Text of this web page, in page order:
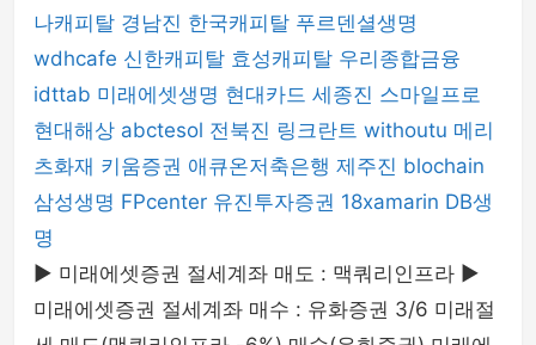
나캐피탈 경남진 한국캐피탈 푸르덴셜생명
wdhcafe 신한캐피탈 효성캐피탈 우리종합금융
idttab 미래에셋생명 현대카드 세종진 스마일프로
현대해상 abctesol 전북진 링크란트 withoutu 메리
츠화재 키움증권 애큐온저축은행 제주진 blochain
삼성생명 FPcenter 유진투자증권 18xamarin DB생
명
▶ 미래에셋증권 절세계좌 매도 : 맥쿼리인프라 ▶
미래에셋증권 절세계좌 매수 : 유화증권 3/6 미래절